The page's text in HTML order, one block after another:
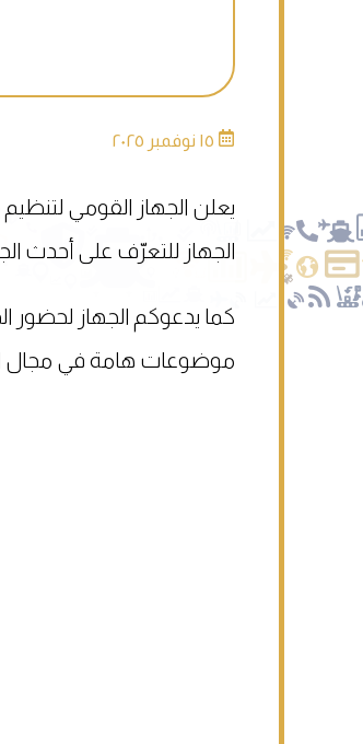
الجهاز للتعرّف على أحدث
كما يدعوكم الجهاز لحضور
موضوعات هامة في مجال